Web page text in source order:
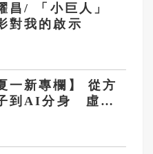
昌/ 「小巨人」
對我的啟示
一新專欄】 從方
到AI分身 虛擬